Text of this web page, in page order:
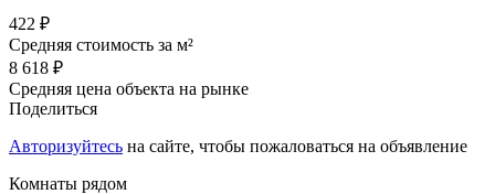
422 ₽
Средняя стоимость за м²
8 618 ₽
Средняя цена объекта на рынке
Поделиться
Авторизуйтесь на сайте, чтобы пожаловаться на объявление
Комнаты рядом